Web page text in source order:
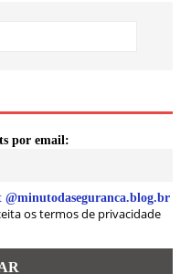
por email:
os termos de privacidade